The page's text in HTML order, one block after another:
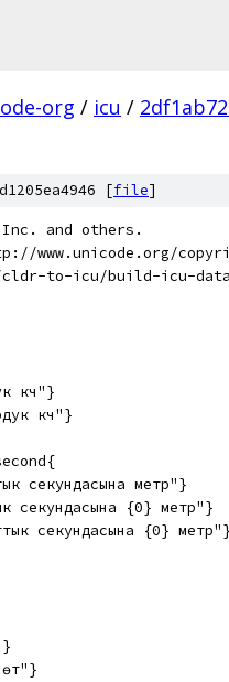
org / icu /
[file]
and others.
www.unicode.org/
to-icu/build-icu-
күчү"}
күчү"}
секундасына метр"}
секундасына {0} метр"}
секундасына {0} метр"}